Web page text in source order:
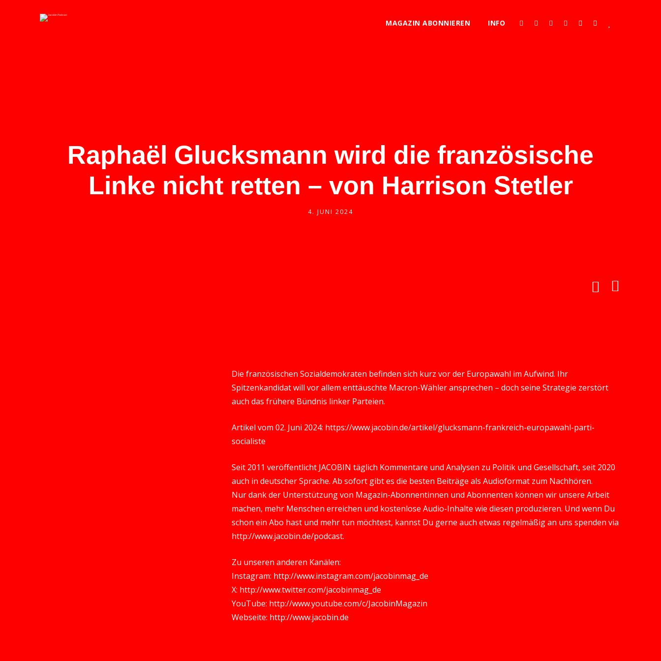
MAGAZIN ABONNIEREN INFO
Raphaël Glucksmann wird die französische
Linke nicht retten – von Harrison Stetler
4. JUNI 2024
Die französischen Sozialdemokraten befinden sich kurz vor der Europawahl im Aufwind. Ihr
Spitzenkandidat will vor allem enttäuschte Macron-Wähler ansprechen – doch seine Strategie zerstört
auch das frühere Bündnis linker Parteien.
Artikel vom 02. Juni 2024: https://www.jacobin.de/artikel/glucksmann-frankreich-europawahl-parti-
socialiste
Seit 2011 veröffentlicht JACOBIN täglich Kommentare und Analysen zu Politik und Gesellschaft, seit 2020
auch in deutscher Sprache. Ab sofort gibt es die besten Beiträge als Audioformat zum Nachhören.
Nur dank der Unterstützung von Magazin-Abonnentinnen und Abonnenten können wir unsere Arbeit
machen, mehr Menschen erreichen und kostenlose Audio-Inhalte wie diesen produzieren. Und wenn Du
schon ein Abo hast und mehr tun möchtest, kannst Du gerne auch etwas regelmäßig an uns spenden via
http://www.jacobin.de/podcast.
Zu unseren anderen Kanälen:
Instagram: http://www.instagram.com/jacobinmag_de
X: http://www.twitter.com/jacobinmag_de
YouTube: http://www.youtube.com/c/JacobinMagazin
Webseite: http://www.jacobin.de